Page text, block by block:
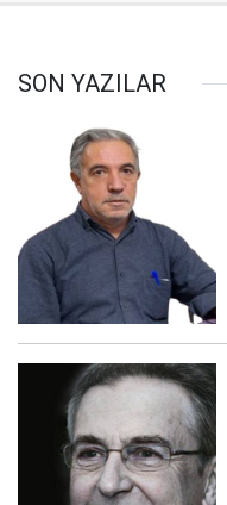
SON YAZILAR